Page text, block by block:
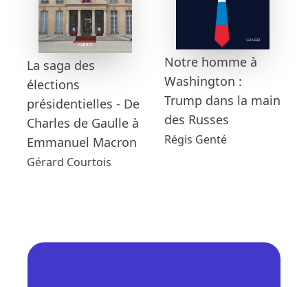
La saga des
élections
présidentielles - De
Charles de Gaulle à
Emmanuel Macron
Gérard Courtois
Notre homme à
Washington :
Trump dans la main
des Russes
Régis Genté